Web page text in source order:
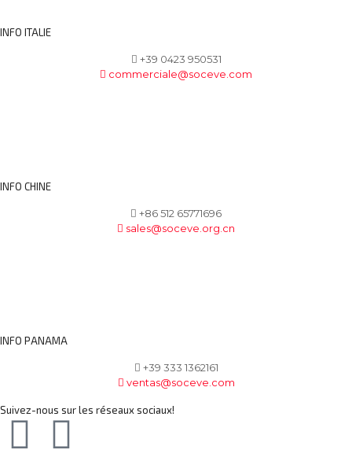
INFO ITALIE
+39 0423 950531
commerciale@soceve.com
INFO CHINE
+86 512 65771696
sales@soceve.org.cn
INFO PANAMA
+39 333 1362161
ventas@soceve.com
Suivez-nous sur les réseaux sociaux!